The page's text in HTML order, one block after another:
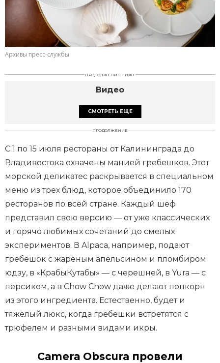
Архивы пресс-службы
ПРОДОЛЖЕНИЕ НИЖЕ
Видео
СМОТРЕТЬ ЕЩЕ
ПРОДОЛЖЕНИЕ
С 1 по 15 июля рестораны от Калининграда до
Владивостока охвачены манией гребешков. Этот
морской деликатес раскрывается в специальном
меню из трех блюд, которое объединило 170
ресторанов по всей стране. Каждый шеф
представил свою версию — от уже классических
и горячо любимых сочетаний до смелых
экспериментов. В Alpaca, например, подают
гребешок с жареным апельсином и пломбиром
юдзу, в «КрабыКутабы» — с черешней, в Yura — с
персиком, а в Chow Chow даже делают попкорн
из этого ингредиента. Естественно, будет и
тяжелый люкс, когда гребешки встретятся с
трюфелем и разными видами икры.
Camera Obscura провели